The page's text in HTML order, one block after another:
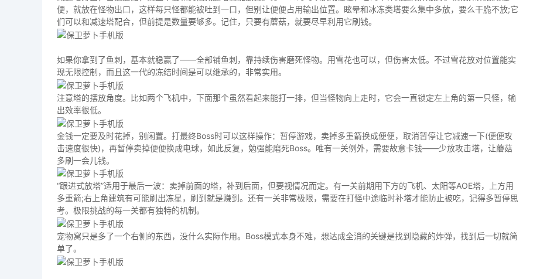
便，就放在怪物出口，这样每只怪都能被吐到一口，但别让便便占用输出位置。眩晕和冰冻类塔要么集中多放，要么干脆不放;它
们可以和减速塔配合，但前提是数量要够多。记住，只要有蘑菇，就要尽早利用它刷钱。
如果你拿到了鱼刺，基本就稳赢了——全部铺鱼刺，靠持续伤害磨死怪物。用雪花也可以，但伤害太低。不过雪花放对位置能实
现无限控制，而且这一代的冻结时间是可以继承的，非常实用。
注意塔的摆放角度。比如两个飞机中，下面那个虽然看起来能打一排，但当怪物向上走时，它会一直锁定左上角的第一只怪，输
出效率很低。
金钱一定要及时花掉，别闲置。打最终Boss时可以这样操作：暂停游戏，卖掉多重箭换成便便，取消暂停让它减速一下(便便攻
击速度很快)，再暂停卖掉便便换成电球，如此反复，勉强能磨死Boss。唯有一关例外，需要故意卡钱——少放攻击塔，让蘑菇
多刷一会儿钱。
“跟进式放塔”适用于最后一波：卖掉前面的塔，补到后面，但要视情况而定。有一关前期用下方的飞机、太阳等AOE塔，上方用
多重箭;右上角建筑有可能刷出冻星，刷到就是赚到。还有一关非常极限，需要在打怪中途临时补塔才能防止被吃，记得多暂停思
考。极限挑战的每一关都有独特的机制。
宠物窝只是多了一个右侧的东西，没什么实际作用。Boss模式本身不难，想达成全消的关键是找到隐藏的炸弹，找到后一切就简
单了。